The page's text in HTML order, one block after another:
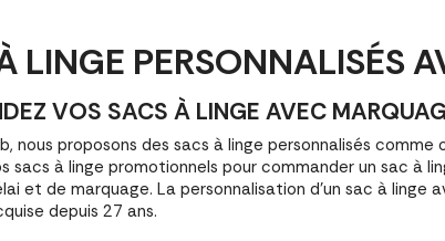
LINGE PERSONNALISÉS
VOS SACS À LINGE AVEC
nous proposons des sacs à linge personnalisés
sacs à linge promotionnels pour commander un sac à
et de marquage. La personnalisation d'un sac à linge
depuis 27 ans.